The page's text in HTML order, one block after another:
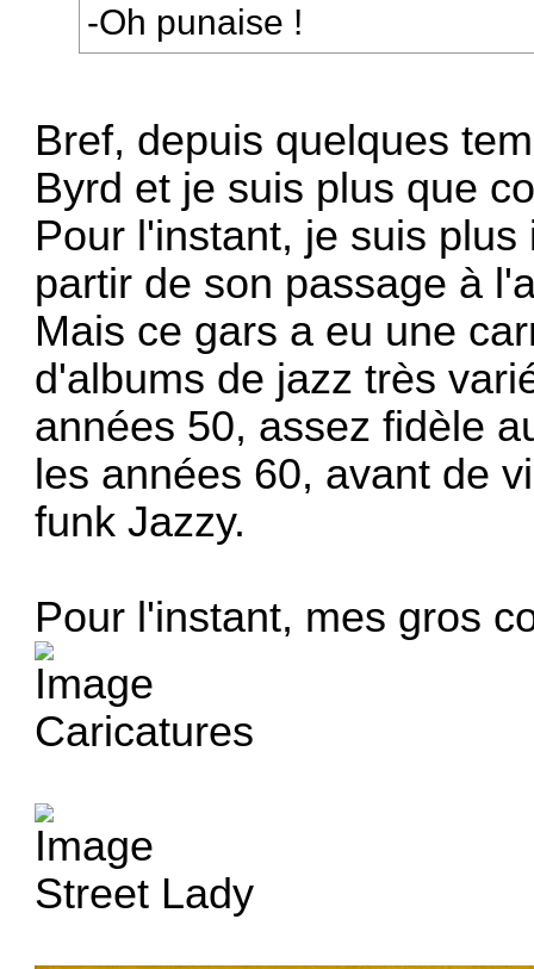
-Oh punaise !
Bref, depuis quelques
Byrd et je suis plus que
Pour l'instant, je suis
partir de son passage à
Mais ce gars a eu une
d'albums de jazz très
années 50, assez fidèle
les années 60, avant de
funk Jazzy.
Pour l'instant, mes gros
Caricatures
Street Lady